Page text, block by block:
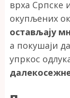
врха Српске
окупљених
остављају
а покушаји
упркос